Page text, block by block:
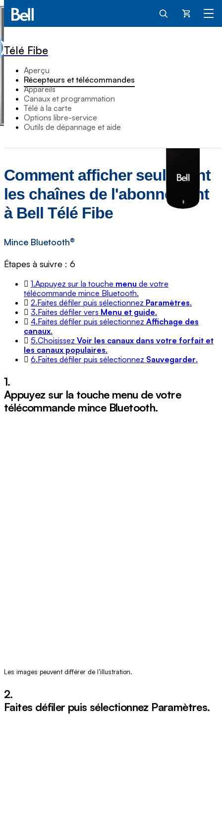
Panier
Télé Fibe
Aperçu
Récepteurs et télécommandes
Appareils
Canaux et programmation
Télé à la carte
Options libre-service
Outils de dépannage et aide
Comment afficher seulement
les chaînes de l'abonnement
à Bell Télé Fibe
Mince Bluetooth®
Étapes à suivre : 6
1.Appuyez sur la touche menu de votre
télécommande mince Bluetooth.
2.Faites défiler puis sélectionnez Paramètres.
3.Faites défiler vers Menu et guide.
4.Faites défiler puis sélectionnez Affichage des
canaux.
5.Choisissez Voir les canaux dans votre forfait et
les canaux populaires.
6.Faites défiler puis sélectionnez Sauvegarder.
1.
Appuyez sur la touche menu de votre
télécommande mince Bluetooth.
Les images peuvent différer de l’illustration.
2.
Faites défiler puis sélectionnez Paramètres.